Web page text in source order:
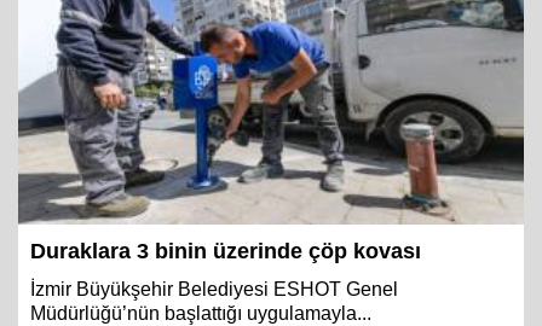
Duraklara 3 binin üzerinde çöp kovası
İzmir Büyükşehir Belediyesi ESHOT Genel
Müdürlüğü’nün başlattığı uygulamayla...